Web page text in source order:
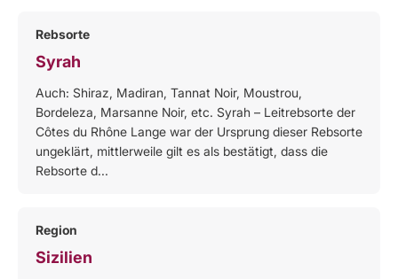
Rebsorte
Syrah
Auch: Shiraz, Madiran, Tannat Noir, Moustrou,
Bordeleza, Marsanne Noir, etc. Syrah – Leitrebsorte der
Côtes du Rhône Lange war der Ursprung dieser Rebsorte
ungeklärt, mittlerweile gilt es als bestätigt, dass die
Rebsorte d...
Region
Sizilien